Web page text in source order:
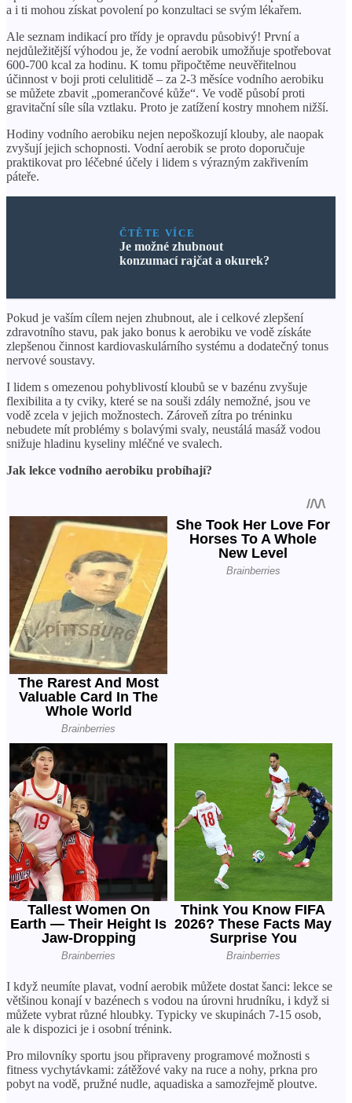
a i ti mohou získat povolení po konzultaci se svým lékařem.
Ale seznam indikací pro třídy je opravdu působivý! První a
nejdůležitější výhodou je, že vodní aerobik umožňuje spotřebovat
600-700 kcal za hodinu. K tomu připočtěme neuvěřitelnou
účinnost v boji proti celulitidě – za 2-3 měsíce vodního aerobiku
se můžete zbavit „pomerančové kůže“. Ve vodě působí proti
gravitační síle síla vztlaku. Proto je zatížení kostry mnohem nižší.
Hodiny vodního aerobiku nejen nepoškozují klouby, ale naopak
zvyšují jejich schopnosti. Vodní aerobik se proto doporučuje
praktikovat pro léčebné účely i lidem s výrazným zakřivením
páteře.
ČTĚTE VÍCE
Je možné zhubnout
konzumací rajčat a okurek?
Pokud je vaším cílem nejen zhubnout, ale i celkové zlepšení
zdravotního stavu, pak jako bonus k aerobiku ve vodě získáte
zlepšenou činnost kardiovaskulárního systému a dodatečný tonus
nervové soustavy.
I lidem s omezenou pohyblivostí kloubů se v bazénu zvyšuje
flexibilita a ty cviky, které se na souši zdály nemožné, jsou ve
vodě zcela v jejich možnostech. Zároveň zítra po tréninku
nebudete mít problémy s bolavými svaly, neustálá masáž vodou
snižuje hladinu kyseliny mléčné ve svalech.
Jak lekce vodního aerobiku probíhají?
I když neumíte plavat, vodní aerobik můžete dostat šanci: lekce se
většinou konají v bazénech s vodou na úrovni hrudníku, i když si
můžete vybrat různé hloubky. Typicky ve skupinách 7-15 osob,
ale k dispozici je i osobní trénink.
Pro milovníky sportu jsou připraveny programové možnosti s
fitness vychytávkami: zátěžové vaky na ruce a nohy, prkna pro
pobyt na vodě, pružné nudle, aquadiska a samozřejmě ploutve.